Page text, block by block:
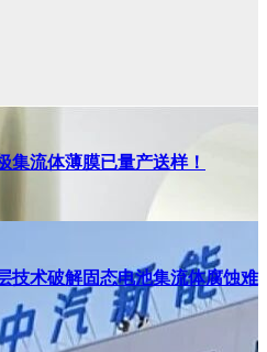
集流体薄膜已量产送样！
技术破解固态电池集流体腐蚀难